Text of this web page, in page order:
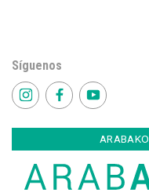
Síguenos